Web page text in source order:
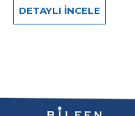
DETAYLI İNCELE